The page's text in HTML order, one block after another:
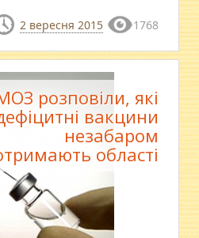
2 вересня 2015 1768
розповіли, які
вакцини
незабаром
області